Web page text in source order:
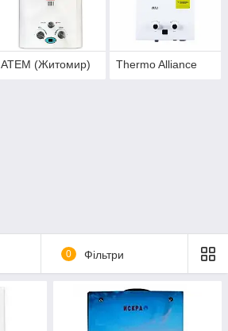
АТЕМ (Житомир) Thermo Alliance
0 Фільтри